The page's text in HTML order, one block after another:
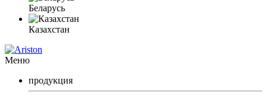
Беларусь
Казахстан
Меню
продукция